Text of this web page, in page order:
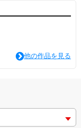
他の作品を見る